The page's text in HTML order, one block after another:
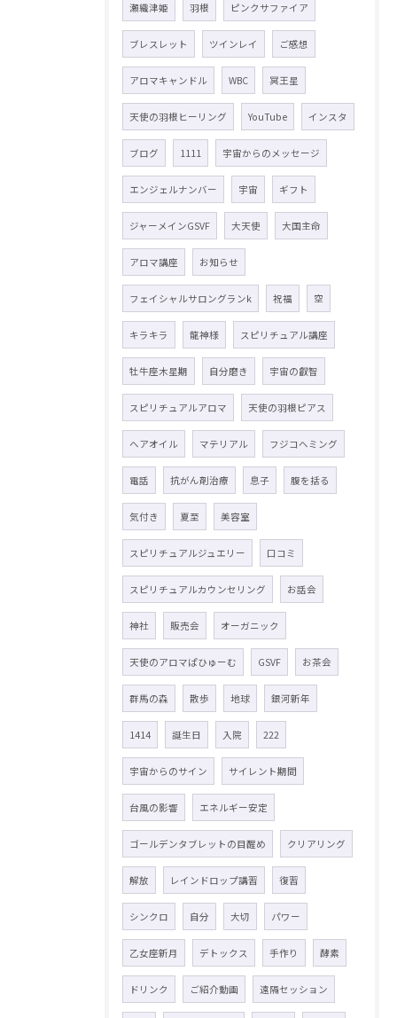
瀬織津姫 羽根 ピンクサファイア
ブレスレット ツインレイ ご感想
アロマキャンドル WBC 冥王星
天使の羽根ヒーリング YouTube インスタ
ブログ 1111 宇宙からのメッセージ
エンジェルナンバー 宇宙 ギフト
ジャーメインGSVF 大天使 大国主命
アロマ講座 お知らせ
フェイシャルサロングランk 祝福 空
キラキラ 龍神様 スピリチュアル講座
牡牛座木星期 自分磨き 宇宙の叡智
スピリチュアルアロマ 天使の羽根ピアス
ヘアオイル マテリアル フジコヘミング
電話 抗がん剤治療 息子 腹を括る
気付き 夏至 美容室
スピリチュアルジュエリー 口コミ
スピリチュアルカウンセリング お話会
神社 販売会 オーガニック
天使のアロマぱひゅーむ GSVF お茶会
群馬の森 散歩 地球 銀河新年
1414 誕生日 入院 222
宇宙からのサイン サイレント期間
台風の影響 エネルギー安定
ゴールデンタブレットの目醒め クリアリング
解放 レインドロップ講習 復習
シンクロ 自分 大切 パワー
乙女座新月 デトックス 手作り 酵素
ドリンク ご紹介動画 遠隔セッション